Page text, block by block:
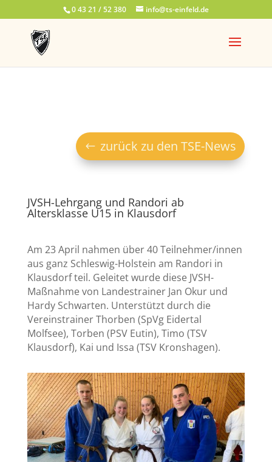
0 43 21 / 52 380 info@ts-einfeld.de
zurück zu den TSE-News
JVSH-Lehrgang und Randori ab
Altersklasse U15 in Klausdorf
Am 23 April nahmen über 40 Teilnehmer/innen
aus ganz Schleswig-Holstein am Randori in
Klausdorf teil. Geleitet wurde diese JVSH-
Maßnahme von Landestrainer Jan Okur und
Hardy Schwarten. Unterstützt durch die
Vereinstrainer Thorben (SpVg Eidertal
Molfsee), Torben (PSV Eutin), Timo (TSV
Klausdorf), Kai und Issa (TSV Kronshagen).